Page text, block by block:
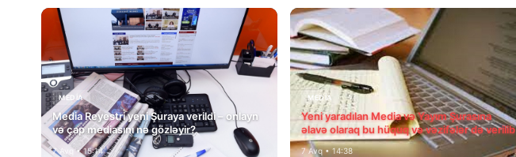
MEDİA
Media Reyestri yeni Şuraya verildi – onlayn
və çap mediasını nə gözləyir?
7 Avq • 15:14
MEDİA
Yeni yaradılan Media və Yayım Şurasına
əlavə olaraq bu hüquq və vəzifələr də verilib
7 Avq • 14:38